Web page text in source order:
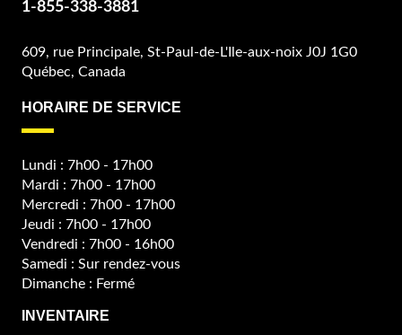
1-855-338-3881
609, rue Principale, St-Paul-de-L'Ile-aux-noix J0J 1G0
Québec, Canada
HORAIRE DE SERVICE
Lundi : 7h00 - 17h00
Mardi : 7h00 - 17h00
Mercredi : 7h00 - 17h00
Jeudi : 7h00 - 17h00
Vendredi : 7h00 - 16h00
Samedi : Sur rendez-vous
Dimanche : Fermé
INVENTAIRE